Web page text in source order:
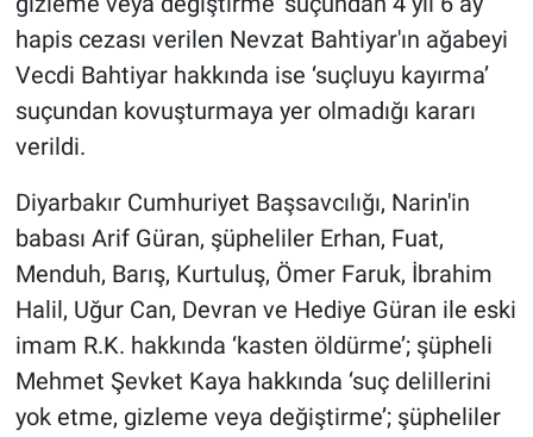
hapis cezası verilen Nevzat Bahtiyar'ın ağabeyi
Vecdi Bahtiyar hakkında ise ‘suçluyu kayırma’
suçundan kovuşturmaya yer olmadığı kararı
verildi.
Diyarbakır Cumhuriyet Başsavcılığı, Narin'in
babası Arif Güran, şüpheliler Erhan, Fuat,
Menduh, Barış, Kurtuluş, Ömer Faruk, İbrahim
Halil, Uğur Can, Devran ve Hediye Güran ile eski
imam R.K. hakkında ‘kasten öldürme’; şüpheli
Mehmet Şevket Kaya hakkında ‘suç delillerini
yok etme, gizleme veya değiştirme’; şüpheliler